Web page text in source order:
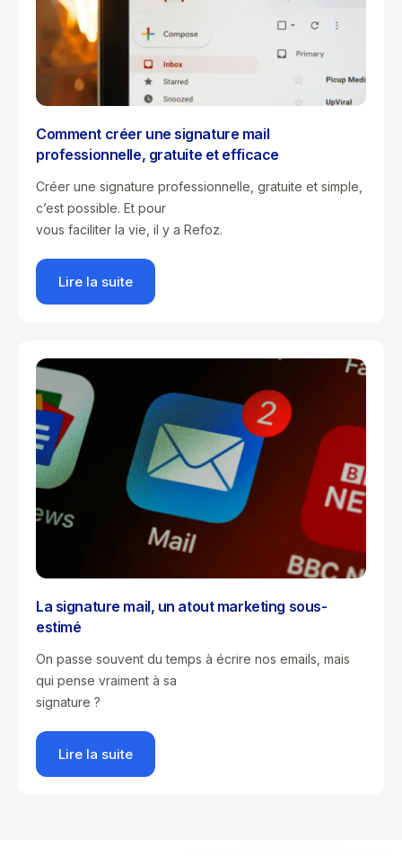
Comment créer une signature mail
professionnelle, gratuite et efficace
Créer une signature professionnelle, gratuite et simple,
c’est possible. Et pour
vous faciliter la vie, il y a Refoz.
Lire la suite
La signature mail, un atout marketing sous-
estimé
On passe souvent du temps à écrire nos emails, mais
qui pense vraiment à sa
signature ?
Lire la suite